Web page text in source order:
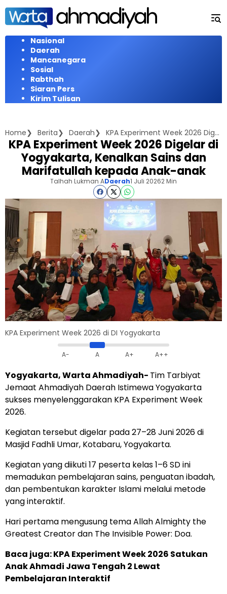
Langsung
konten
Nasional
Daerah
Mancanegara
Sosial
Rabthah
Siaran Pers
Kirim Tulisan
Home Berita Daerah KPA Experiment Week 2026 Digelar di Yogyakarta, Kenalkan Sains dan Marifatullah kepada Anak-anak
KPA Experiment Week 2026 Digelar di
Yogyakarta, Kenalkan Sains dan
Marifatullah kepada Anak-anak
Talhah Lukman ADaerah1 Juli 20262 Min
KPA Experiment Week 2026 di DI Yogyakarta
A- A A+ A++
Yogyakarta, Warta Ahmadiyah- Tim Tarbiyat
Jemaat Ahmadiyah Daerah Istimewa Yogyakarta
sukses menyelenggarakan KPA Experiment Week
2026.
Kegiatan tersebut digelar pada 27–28 Juni 2026 di
Masjid Fadhli Umar, Kotabaru, Yogyakarta.
Kegiatan yang diikuti 17 peserta kelas 1–6 SD ini
memadukan pembelajaran sains, penguatan ibadah,
dan pembentukan karakter Islami melalui metode
yang interaktif.
Hari pertama mengusung tema Allah Almighty the
Greatest Creator dan The Invisible Power: Doa.
Baca juga: KPA Experiment Week 2026 Satukan
Anak Ahmadi Jawa Tengah 2 Lewat
Pembelajaran Interaktif